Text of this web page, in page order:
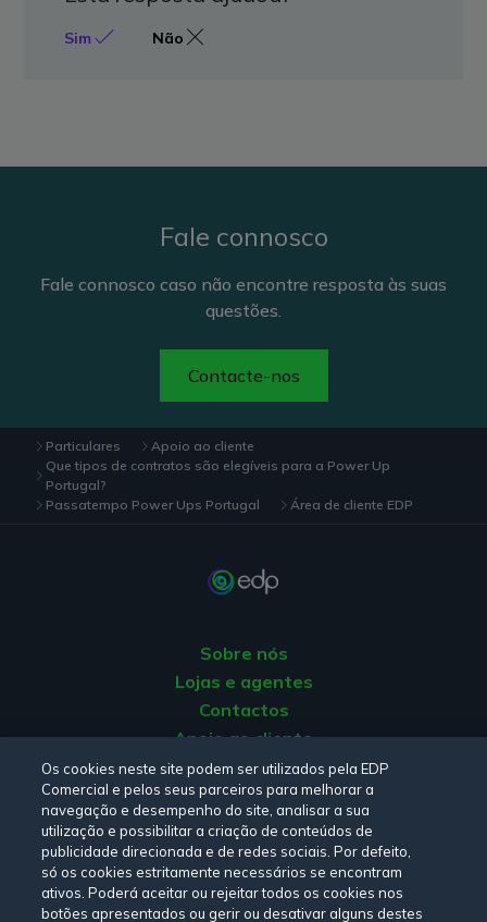
Sim Não
Fale connosco
Fale connosco caso não encontre resposta às suas
questões.
Contacte-nos
Particulares
Apoio ao cliente
Que tipos de contratos são elegíveis para a Power Up
Portugal?
Passatempo Power Ups Portugal
Área de cliente EDP
Sobre nós
Lojas e agentes
Contactos
Apoio ao cliente
Origem da energia
Livro de reclamações
Consulte a nossa Política de privacidade, Política de cookies
Termos e CondiçõeseDeclaração de Acessibilidade.
Os cookies neste site podem ser utilizados pela EDP
Comercial e pelos seus parceiros para melhorar a
navegação e desempenho do site, analisar a sua
utilização e possibilitar a criação de conteúdos de
publicidade direcionada e de redes sociais. Por defeito,
só os cookies estritamente necessários se encontram
ativos. Poderá aceitar ou rejeitar todos os cookies nos
botões apresentados ou gerir ou desativar alguns destes